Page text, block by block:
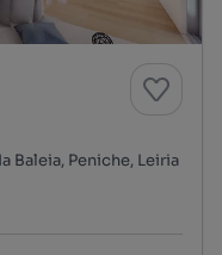
Baleia, Peniche, Leiria